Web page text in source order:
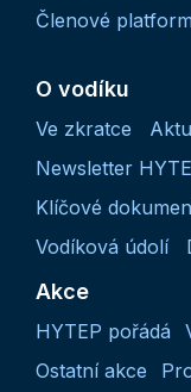
Členové
O vodíku
Ve zkratce
Newsletter
Klíčové
Vodíková údolí
Akce
HYTEP pořádá
Ostatní akce